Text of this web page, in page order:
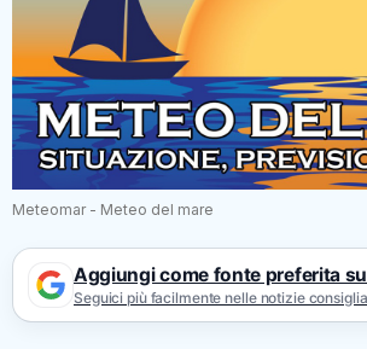
Meteomar - Meteo del mare
Aggiungi come fonte preferita
Seguici più facilmente nelle notizie